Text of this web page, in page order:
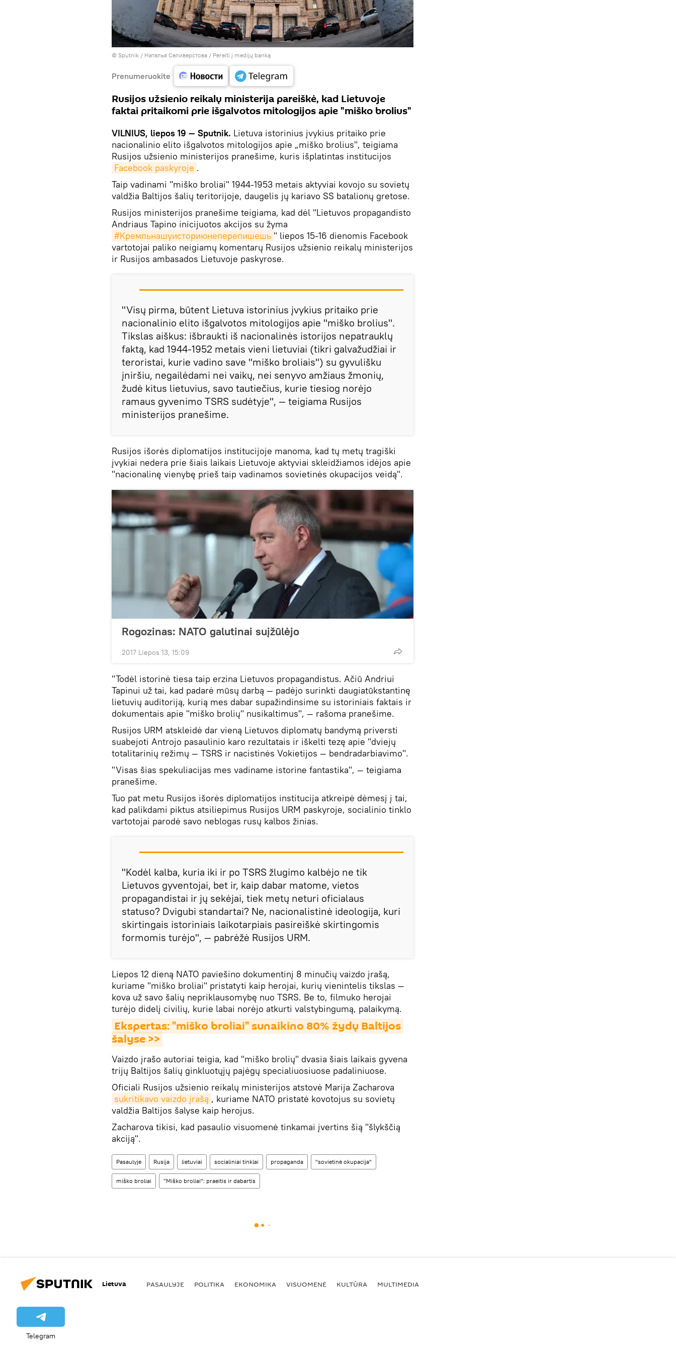
© Sputnik / Наталья Селиверстова / Pereiti į medijų banką
Prenumeruokite
Rusijos užsienio reikalų ministerija pareiškė, kad Lietuvoje
faktai pritaikomi prie išgalvotos mitologijos apie "miško brolius"
VILNIUS, liepos 19 — Sputnik. Lietuva istorinius įvykius pritaiko prie
nacionalinio elito išgalvotos mitologijos apie „miško brolius", teigiama
Rusijos užsienio ministerijos pranešime, kuris išplatintas institucijos
Facebook paskyroje .
Taip vadinami "miško broliai" 1944-1953 metais aktyviai kovojo su sovietų
valdžia Baltijos šalių teritorijoje, daugelis jų kariavo SS batalionų gretose.
Rusijos ministerijos pranešime teigiama, kad dėl "Lietuvos propagandisto
Andriaus Tapino inicijuotos akcijos su žyma
#Кремльнашуисториюнеперепишешь " liepos 15-16 dienomis Facebook
vartotojai paliko neigiamų komentarų Rusijos užsienio reikalų ministerijos
ir Rusijos ambasados Lietuvoje paskyrose.
"Visų pirma, būtent Lietuva istorinius įvykius pritaiko prie
nacionalinio elito išgalvotos mitologijos apie "miško brolius".
Tikslas aiškus: išbraukti iš nacionalinės istorijos nepatrauklų
faktą, kad 1944-1952 metais vieni lietuviai (tikri galvažudžiai ir
teroristai, kurie vadino save "miško broliais") su gyvulišku
įniršiu, negailėdami nei vaikų, nei senyvo amžiaus žmonių,
žudė kitus lietuvius, savo tautiečius, kurie tiesiog norėjo
ramaus gyvenimo TSRS sudėtyje", — teigiama Rusijos
ministerijos pranešime.
Rusijos išorės diplomatijos institucijoje manoma, kad tų metų tragiški
įvykiai nedera prie šiais laikais Lietuvoje aktyviai skleidžiamos idėjos apie
"nacionalinę vienybę prieš taip vadinamos sovietinės okupacijos veidą".
Rogozinas: NATO galutinai suįžūlėjo
2017 Liepos 13, 15:09
"Todėl istorinė tiesa taip erzina Lietuvos propagandistus. Ačiū Andriui
Tapinui už tai, kad padarė mūsų darbą — padėjo surinkti daugiatūkstantinę
lietuvių auditoriją, kurią mes dabar supažindinsime su istoriniais faktais ir
dokumentais apie "miško brolių" nusikaltimus", — rašoma pranešime.
Rusijos URM atskleidė dar vieną Lietuvos diplomatų bandymą priversti
suabejoti Antrojo pasaulinio karo rezultatais ir iškelti tezę apie "dviejų
totalitarinių režimų — TSRS ir nacistinės Vokietijos — bendradarbiavimo".
"Visas šias spekuliacijas mes vadiname istorine fantastika", — teigiama
pranešime.
Tuo pat metu Rusijos išorės diplomatijos institucija atkreipė dėmesį į tai,
kad palikdami piktus atsiliepimus Rusijos URM paskyroje, socialinio tinklo
vartotojai parodė savo neblogas rusų kalbos žinias.
"Kodėl kalba, kuria iki ir po TSRS žlugimo kalbėjo ne tik
Lietuvos gyventojai, bet ir, kaip dabar matome, vietos
propagandistai ir jų sekėjai, tiek metų neturi oficialaus
statuso? Dvigubi standartai? Ne, nacionalistinė ideologija, kuri
skirtingais istoriniais laikotarpiais pasireiškė skirtingomis
formomis turėjo", — pabrėžė Rusijos URM.
Liepos 12 dieną NATO paviešino dokumentinį 8 minučių vaizdo įrašą,
kuriame "miško broliai" pristatyti kaip herojai, kurių vienintelis tikslas ―
kova už savo šalių nepriklausomybę nuo TSRS. Be to, filmuko herojai
turėjo didelį civilių, kurie labai norėjo atkurti valstybingumą, palaikymą.
Ekspertas: "miško broliai" sunaikino 80% žydų Baltijos
šalyse >>
Vaizdo įrašo autoriai teigia, kad "miško brolių" dvasia šiais laikais gyvena
trijų Baltijos šalių ginkluotųjų pajėgų specialiuosiuose padaliniuose.
Oficiali Rusijos užsienio reikalų ministerijos atstovė Marija Zacharova
sukritikavo vaizdo įrašą , kuriame NATO pristatė kovotojus su sovietų
valdžia Baltijos šalyse kaip herojus.
Zacharova tikisi, kad pasaulio visuomenė tinkamai įvertins šią "šlykščią
akciją".
Pasaulyje Rusija lietuviai socialiniai tinklai propaganda "sovietinė okupacija"
miško broliai "Miško broliai": praeitis ir dabartis
Lietuva PASAULYJE POLITIKA EKONOMIKA VISUOMENĖ KULTŪRA MULTIMEDIA
Telegram